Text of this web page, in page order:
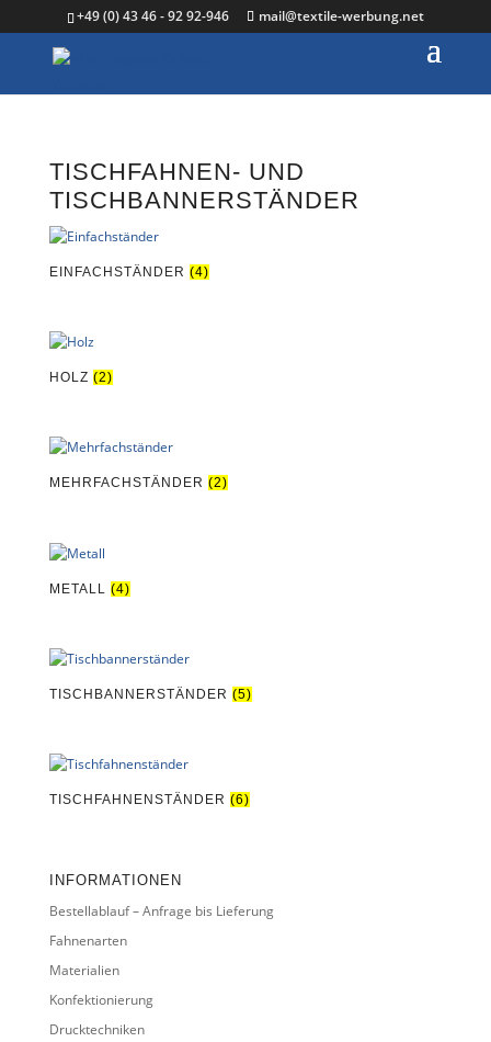
+49 (0) 43 46 - 92 92-946 mail@textile-werbung.net
TISCHFAHNEN- UND
TISCHBANNERSTÄNDER
EINFACHSTÄNDER (4)
HOLZ (2)
MEHRFACHSTÄNDER (2)
METALL (4)
TISCHBANNERSTÄNDER (5)
TISCHFAHNENSTÄNDER (6)
INFORMATIONEN
Bestellablauf – Anfrage bis Lieferung
Fahnenarten
Materialien
Konfektionierung
Drucktechniken